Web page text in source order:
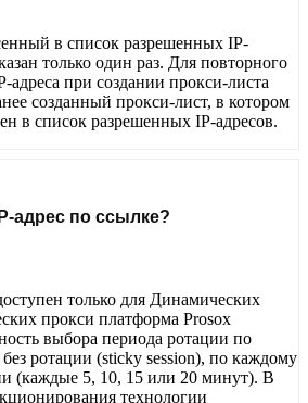
в список разрешенных IP-
только один раз. Для повторного
адреса при создании прокси-листа
созданный прокси-лист, в котором
в список разрешенных IP-адресов.
адрес по ссылке?
только для Динамических
прокси платформа Prosox
выбора периода ротации по
ротации (sticky session), по каждому
(каждые 5, 10, 15 или 20 минут). В
технологии